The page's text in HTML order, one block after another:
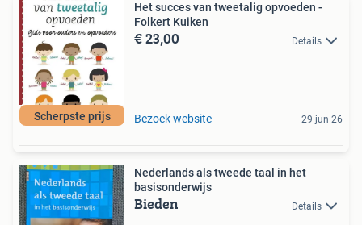
Scherpste prijs
Het succes van tweetalig opvoeden -
Folkert Kuiken
€ 23,00 Details
Bezoek website 29 jun 26
Nederlands als tweede taal in het
basisonderwijs
Bieden Details